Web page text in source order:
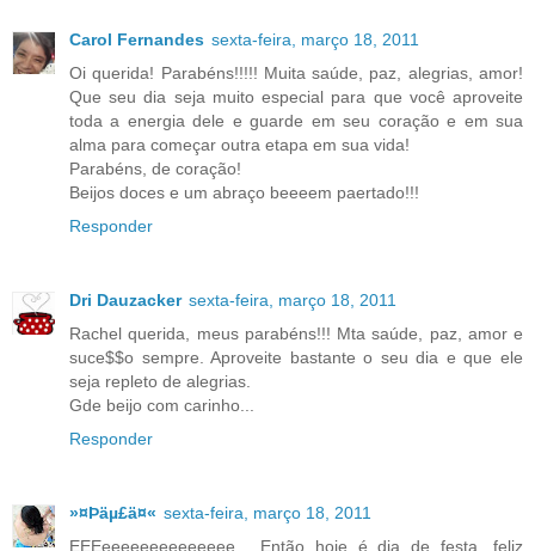
Carol Fernandes sexta-feira, março 18, 2011
Oi querida! Parabéns!!!!! Muita saúde, paz, alegrias, amor!
Que seu dia seja muito especial para que você aproveite
toda a energia dele e guarde em seu coração e em sua
alma para começar outra etapa em sua vida!
Parabéns, de coração!
Beijos doces e um abraço beeeem paertado!!!
Responder
Dri Dauzacker sexta-feira, março 18, 2011
Rachel querida, meus parabéns!!! Mta saúde, paz, amor e
suce$$o sempre. Aproveite bastante o seu dia e que ele
seja repleto de alegrias.
Gde beijo com carinho...
Responder
»¤Þäµ£ä¤« sexta-feira, março 18, 2011
EEEeeeeeeeeeeeeee... Então hoje é dia de festa, feliz